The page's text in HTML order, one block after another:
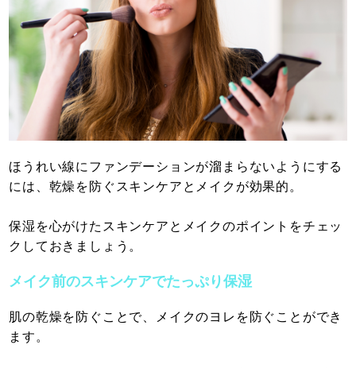
ほうれい線にファンデーションが溜まらないようにする
には、乾燥を防ぐスキンケアとメイクが効果的。
保湿を心がけたスキンケアとメイクのポイントをチェッ
クしておきましょう。
メイク前のスキンケアでたっぷり保湿
肌の乾燥を防ぐことで、メイクのヨレを防ぐことができ
ます。